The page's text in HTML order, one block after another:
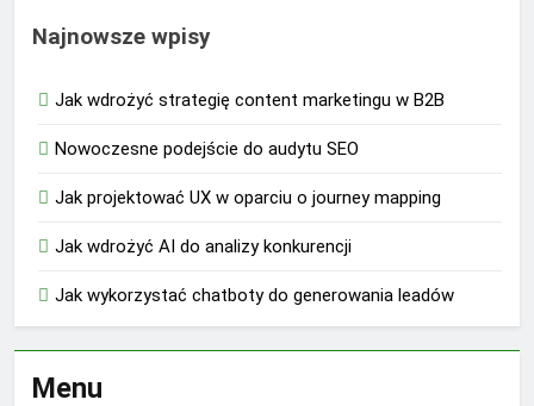
Najnowsze wpisy
Jak wdrożyć strategię content marketingu w B2B
Nowoczesne podejście do audytu SEO
Jak projektować UX w oparciu o journey mapping
Jak wdrożyć AI do analizy konkurencji
Jak wykorzystać chatboty do generowania leadów
Menu